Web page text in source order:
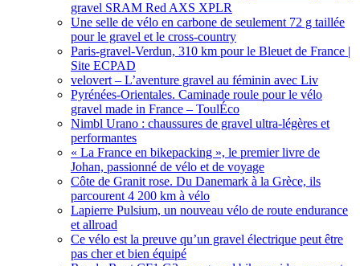
gravel SRAM Red AXS XPLR
Une selle de vélo en carbone de seulement 72 g taillée
pour le gravel et le cross-country
Paris-gravel-Verdun, 310 km pour le Bleuet de France |
Site ECPAD
velovert – L’aventure gravel au féminin avec Liv
Pyrénées-Orientales. Caminade roule pour le vélo
gravel made in France – ToulÉco
Nimbl Urano : chaussures de gravel ultra-légères et
performantes
« La France en bikepacking », le premier livre de
Johan, passionné de vélo et de voyage
Côte de Granit rose. Du Danemark à la Grèce, ils
parcourent 4 200 km à vélo
Lapierre Pulsium, un nouveau vélo de route endurance
et allroad
Ce vélo est la preuve qu’un gravel électrique peut être
pas cher et bien équipé